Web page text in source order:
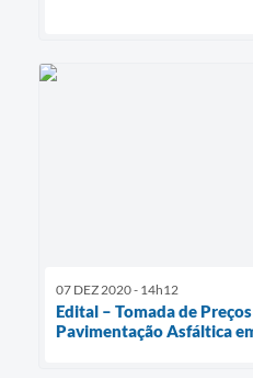
07 DEZ 2020 - 14h12
Edital – Tomada de
Pavimentação Asfáltica